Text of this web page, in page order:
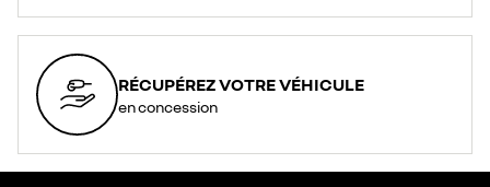
RÉCUPÉREZ VOTRE VÉHICULE
en concession